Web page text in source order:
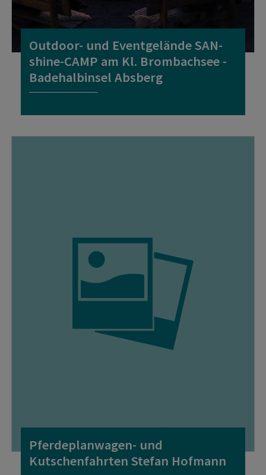
Outdoor- und Eventgelände SAN-
shine-CAMP am Kl. Brombachsee -
Badehalbinsel Absberg
Pferdeplanwagen- und
Kutschenfahrten Stefan Hofmann